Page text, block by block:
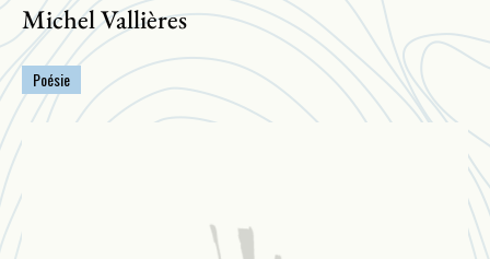
Michel Vallières
Poésie